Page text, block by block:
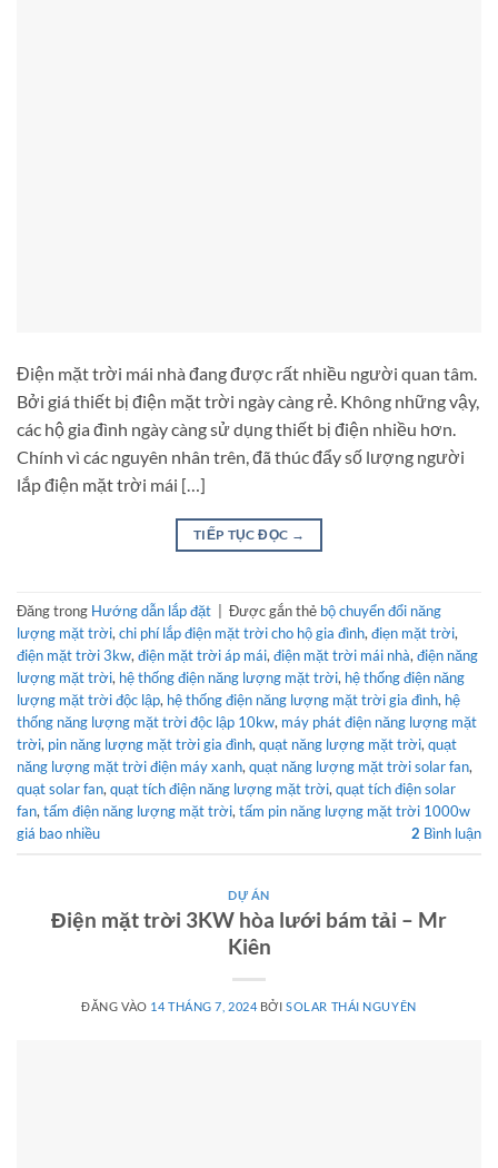
Điện mặt trời mái nhà đang được rất nhiều người quan tâm.
Bởi giá thiết bị điện mặt trời ngày càng rẻ. Không những vậy,
các hộ gia đình ngày càng sử dụng thiết bị điện nhiều hơn.
Chính vì các nguyên nhân trên, đã thúc đẩy số lượng người
lắp điện mặt trời mái […]
TIẾP TỤC ĐỌC →
Đăng trong Hướng dẫn lắp đặt Được gắn thẻ bộ chuyển đổi năng
lượng mặt trời, chi phí lắp điện mặt trời cho hộ gia đình, điẹn mặt trời,
điện mặt trời 3kw, điện mặt trời áp mái, điện mặt trời mái nhà, điện năng
lượng mặt trời, hệ thống điện năng lượng mặt trời, hệ thống điện năng
lượng mặt trời độc lập, hệ thống điện năng lượng mặt trời gia đình, hệ
thống năng lượng mặt trời độc lập 10kw, máy phát điện năng lượng mặt
trời, pin năng lượng mặt trời gia đình, quạt năng lượng mặt trời, quạt
năng lượng mặt trời điện máy xanh, quạt năng lượng mặt trời solar fan,
quạt solar fan, quạt tích điện năng lượng mặt trời, quạt tích điện solar
fan, tấm điện năng lượng mặt trời, tấm pin năng lượng mặt trời 1000w
giá bao nhiều
2 Bình luận
DỰ ÁN
Điện mặt trời 3KW hòa lưới bám tải – Mr
Kiên
ĐĂNG VÀO 14 THÁNG 7, 2024 BỞISOLAR THÁI NGUYÊN